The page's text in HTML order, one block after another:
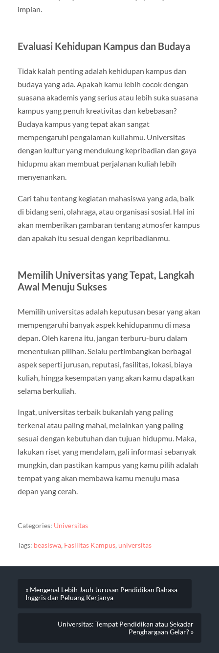
impian.
Evaluasi Kehidupan Kampus dan Budaya
Tidak kalah penting adalah kehidupan kampus dan
budaya yang ada. Apakah kamu lebih cocok dengan
suasana akademis yang serius atau lebih suka suasana
kampus yang penuh kreativitas dan kebebasan?
Budaya kampus yang tepat akan sangat
mempengaruhi pengalaman kuliahmu. Universitas
dengan kultur yang mendukung kepribadian dan gaya
hidupmu akan membuat perjalanan kuliah lebih
menyenankan.
Cari tahu tentang kegiatan mahasiswa yang ada, baik
di bidang seni, olahraga, atau organisasi sosial. Hal ini
akan memberikan gambaran tentang atmosfer kampus
dan apakah itu sesuai dengan kepribadianmu.
Memilih Universitas yang Tepat, Langkah
Awal Menuju Sukses
Memilih universitas adalah keputusan besar yang akan
mempengaruhi banyak aspek kehidupanmu di masa
depan. Oleh karena itu, jangan terburu-buru dalam
menentukan pilihan. Selalu pertimbangkan berbagai
aspek seperti jurusan, reputasi, fasilitas, lokasi, biaya
kuliah, hingga kesempatan yang akan kamu dapatkan
selama berkuliah.
Ingat, universitas terbaik bukanlah yang paling
terkenal atau paling mahal, melainkan yang paling
sesuai dengan kebutuhan dan tujuan hidupmu. Maka,
lakukan riset yang mendalam, gali informasi sebanyak
mungkin, dan pastikan kampus yang kamu pilih adalah
tempat yang akan membawa kamu menuju masa
depan yang cerah.
Categories: Universitas
Tags: beasiswa, Fasilitas Kampus, universitas
« Mengenal Lebih Jauh Jurusan Pendidikan Bahasa
Inggris dan Peluang Kerjanya
Universitas: Tempat Pendidikan atau Sekadar
Penghargaan Gelar? »